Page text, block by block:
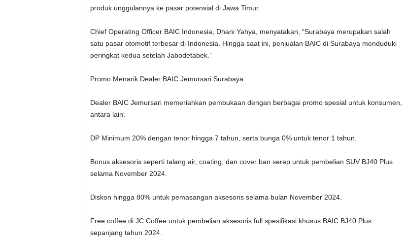
produk unggulannya ke pasar potensial di Jawa Timur.
Chief Operating Officer BAIC Indonesia, Dhani Yahya, menyatakan, “Surabaya merupakan salah
satu pasar otomotif terbesar di Indonesia. Hingga saat ini, penjualan BAIC di Surabaya menduduki
peringkat kedua setelah Jabodetabek.”
Promo Menarik Dealer BAIC Jemursari Surabaya
Dealer BAIC Jemursari memeriahkan pembukaan dengan berbagai promo spesial untuk konsumen,
antara lain:
DP Minimum 20% dengan tenor hingga 7 tahun, serta bunga 0% untuk tenor 1 tahun.
Bonus aksesoris seperti talang air, coating, dan cover ban serep untuk pembelian SUV BJ40 Plus
selama November 2024.
Diskon hingga 80% untuk pemasangan aksesoris selama bulan November 2024.
Free coffee di JC Coffee untuk pembelian aksesoris full spesifikasi khusus BAIC BJ40 Plus
sepanjang tahun 2024.